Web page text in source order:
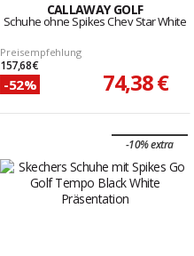
CALLAWAY GOLF
Schuhe ohne Spikes Chev Star White
Preisempfehlung
157,68 €
-52% 74,38 €
-10% extra